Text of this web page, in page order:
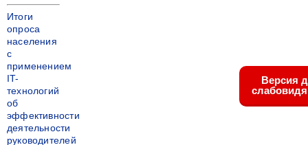
Итоги
опроса
населения
с
применением
IT-
технологий
об
эффективности
деятельности
руководителей
Версия